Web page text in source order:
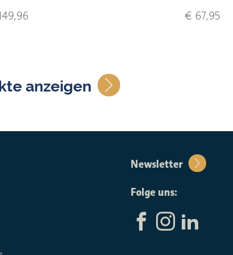
€ 67,95
anzeigen
Newsletter
Folge uns: